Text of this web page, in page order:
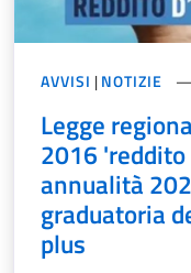
AVVISI |NOTIZIE
Legge
2016
annualità
graduatoria
plus